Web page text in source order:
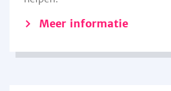
Meer informatie